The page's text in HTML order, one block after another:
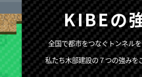
KIBEの
全国で都市をつなぐトンネル
私たち木部建設の７つの強みを